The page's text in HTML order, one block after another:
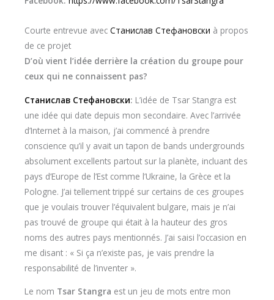
Courte entrevue avec Станислав Стефановски à propos
de ce projet
D’où vient l’idée derrière la création du groupe pour
ceux qui ne connaissent pas?
Станислав Стефановски: L’idée de Tsar Stangra est
une idée qui date depuis mon secondaire. Avec l’arrivée
d’Internet à la maison, j’ai commencé à prendre
conscience qu’il y avait un tapon de bands undergrounds
absolument excellents partout sur la planète, incluant des
pays d’Europe de l’Est comme l’Ukraine, la Grèce et la
Pologne. J’ai tellement trippé sur certains de ces groupes
que je voulais trouver l’équivalent bulgare, mais je n’ai
pas trouvé de groupe qui était à la hauteur des gros
noms des autres pays mentionnés. J’ai saisi l’occasion en
me disant : « Si ça n’existe pas, je vais prendre la
responsabilité de l’inventer ».
Le nom Tsar Stangra est un jeu de mots entre mon